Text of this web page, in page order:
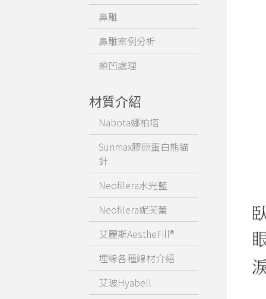
鼻雕
鼻雕案例分析
頰凹處理
材質介紹
Nabota娜柏塔
Sunmax膠原蛋白熊貓
針
Neofilera水光藍
Neofilera妮芙蕾
艾麗斯AestheFill®
埋線各種線材介紹
艾玻Hyabell